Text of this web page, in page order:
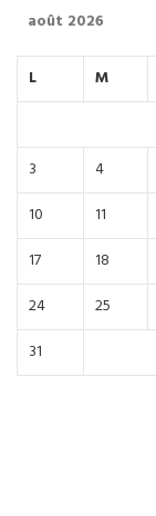
août 2026
L M
3
4
10
11
17
18
24
25
31